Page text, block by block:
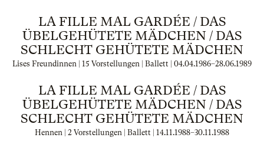
LA FILLE MAL GARDÉE / DAS
ÜBELGEHÜTETE MÄDCHEN / DAS
SCHLECHT GEHÜTETE MÄDCHEN
Lises Freundinnen | 15 Vorstellungen | Ballett | 04.04.1986–28.06.1989
LA FILLE MAL GARDÉE / DAS
ÜBELGEHÜTETE MÄDCHEN / DAS
SCHLECHT GEHÜTETE MÄDCHEN
Hennen | 2 Vorstellungen | Ballett | 14.11.1988–30.11.1988